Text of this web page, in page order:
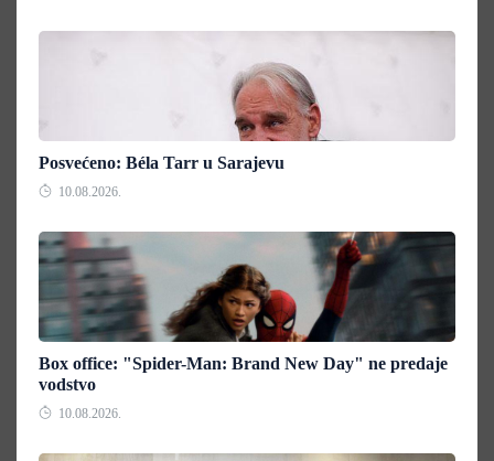
Posvećeno: Béla Tarr u Sarajevu
10.08.2026.
Box office: "Spider-Man: Brand New Day" ne predaje
vodstvo
10.08.2026.